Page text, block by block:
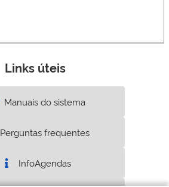
Links úteis
Manuais do sistema
Perguntas frequentes
InfoAgendas